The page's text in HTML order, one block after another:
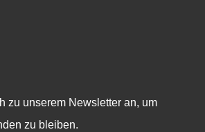
zu unserem Newsletter an, um
zu bleiben.